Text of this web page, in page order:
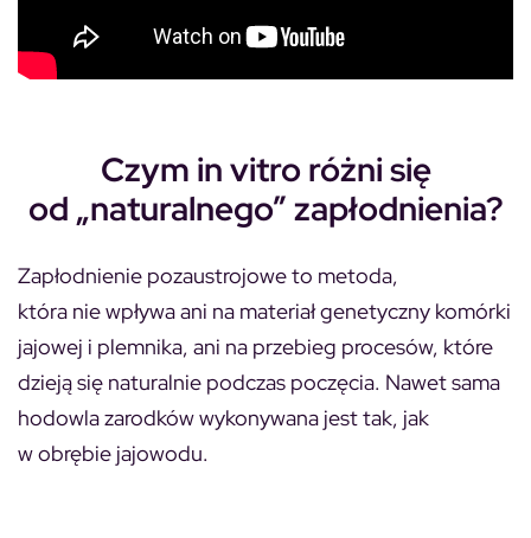
Czym in vitro różni się
od „naturalnego” zapłodnienia?
Zapłodnienie pozaustrojowe to metoda,
która nie wpływa ani na materiał genetyczny komórki
jajowej i plemnika, ani na przebieg procesów, które
dzieją się naturalnie podczas poczęcia. Nawet sama
hodowla zarodków wykonywana jest tak, jak
w obrębie jajowodu.